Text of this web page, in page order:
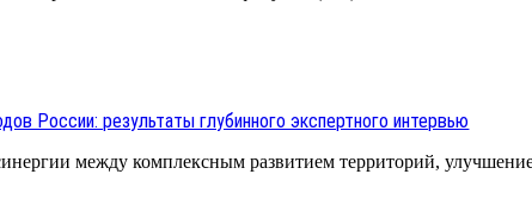
России: результаты глубинного экспертного интервью
между комплексным развитием территорий,